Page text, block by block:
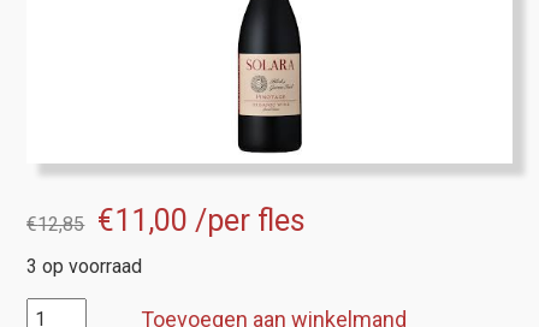
€12,85
Oorspronkelijke
prijs
was:
€11,00 Huidige
/per fles
3 op voorraad
Solara
Toevoegen aan winkelmand